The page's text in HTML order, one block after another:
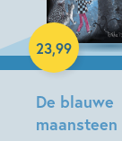
De blauwe
maansteen
23,99
Hardcover